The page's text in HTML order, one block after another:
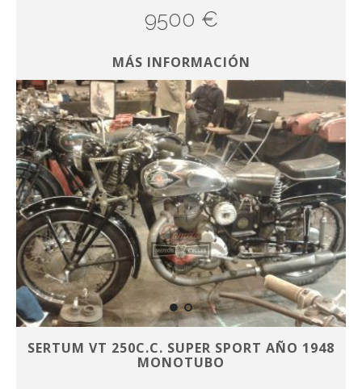
9500 €
MÁS INFORMACIÓN
SERTUM VT 250C.C. SUPER SPORT AÑO 1948
MONOTUBO